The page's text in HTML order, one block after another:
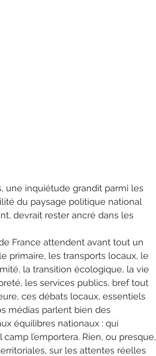
une inquiétude grandit parmi les
du paysage politique national
devrait rester ancré dans les
France attendent avant tout un
primaire, les transports locaux, le
la transition écologique, la vie
les services publics, bref tout
ces débats locaux, essentiels
médias parlent bien des
équilibres nationaux : qui
l’emportera. Rien, ou presque,
sur les attentes réelles